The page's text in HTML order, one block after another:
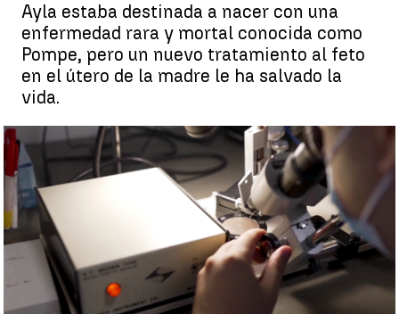
Ayla estaba destinada a nacer con una
enfermedad rara y mortal conocida como
Pompe, pero un nuevo tratamiento al feto
en el útero de la madre le ha salvado la
vida.
Un tratamiento en el útero de su madre salva la vida de Ayla, un
bebé condenado a morir por una enfermedad rara | Antena 3
Miriam Vázquez
Publicado:11 de noviembre de 2022, 14:18